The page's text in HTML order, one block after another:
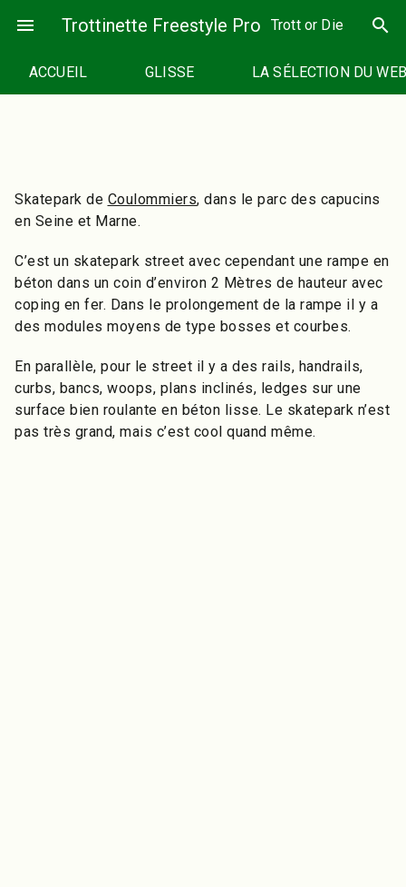
menu Trottinette Freestyle Pro Trott or Die search
ACCUEIL GLISSE LA SÉLECTION DU
Skatepark de Coulommiers, dans le parc des capucins
en Seine et Marne.
C’est un skatepark street avec cependant une rampe en
béton dans un coin d’environ 2 Mètres de hauteur avec
coping en fer. Dans le prolongement de la rampe il y a
des modules moyens de type bosses et courbes.
En parallèle, pour le street il y a des rails, handrails,
curbs, bancs, woops, plans inclinés, ledges sur une
surface bien roulante en béton lisse. Le skatepark n’est
pas très grand, mais c’est cool quand même.